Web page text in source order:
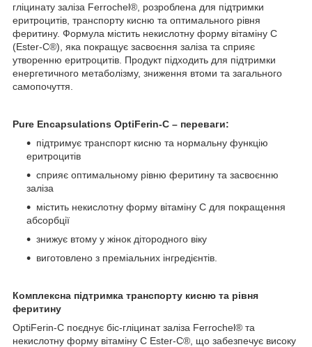
гліцинату заліза Ferrochel®, розроблена для підтримки
еритроцитів, транспорту кисню та оптимального рівня
феритину. Формула містить некислотну форму вітаміну С
(Ester‑C®), яка покращує засвоєння заліза та сприяє
утворенню еритроцитів. Продукт підходить для підтримки
енергетичного метаболізму, зниження втоми та загального
самопочуття.
Pure Encapsulations OptiFerin‑C – переваги:
підтримує транспорт кисню та нормальну функцію
еритроцитів
сприяє оптимальному рівню феритину та засвоєнню
заліза
містить некислотну форму вітаміну С для покращення
абсорбції
знижує втому у жінок дітородного віку
виготовлено з преміальних інгредієнтів.
Комплексна підтримка транспорту кисню та рівня
феритину
OptiFerin‑C поєднує біс‑гліцинат заліза Ferrochel® та
некислотну форму вітаміну С Ester‑C®, що забезпечує високу